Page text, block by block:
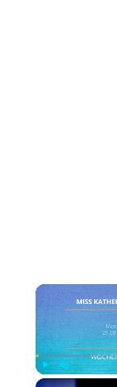
Play Unmute